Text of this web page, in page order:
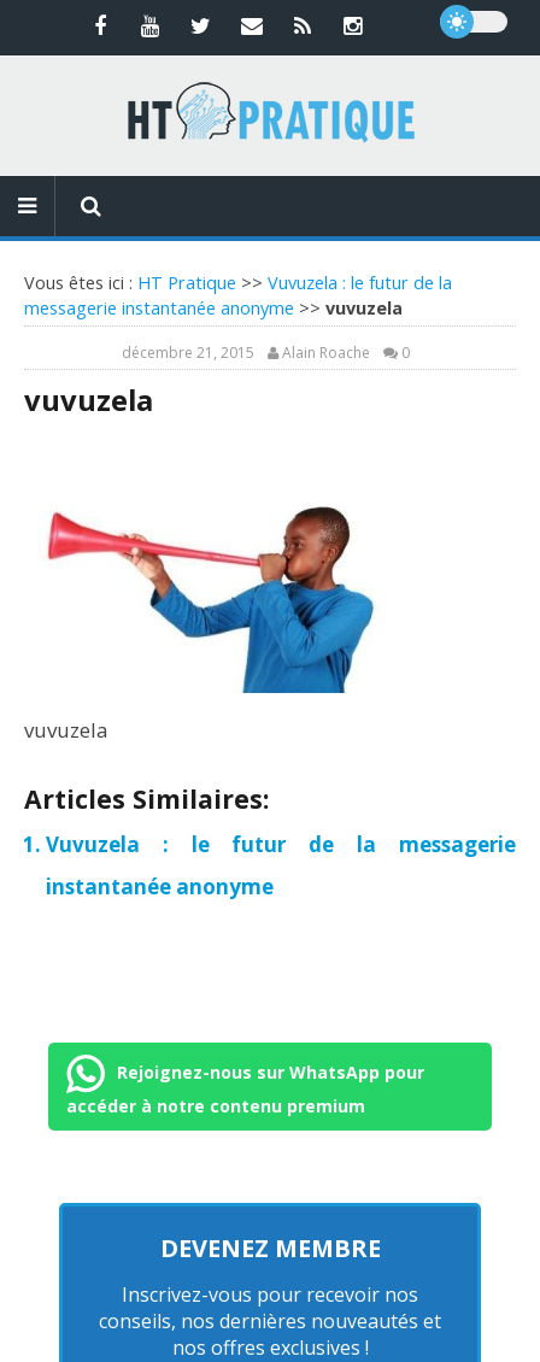
Vous êtes ici : HT Pratique >> Vuvuzela : le futur de la
messagerie instantanée anonyme >> vuvuzela
décembre 21, 2015 Alain Roache 0
vuvuzela
vuvuzela
Articles Similaires:
Vuvuzela : le futur de la messagerie
instantanée anonyme
Rejoignez-nous sur WhatsApp pour
accéder à notre contenu premium
DEVENEZ MEMBRE
Inscrivez-vous pour recevoir nos
conseils, nos dernières nouveautés et
nos offres exclusives !